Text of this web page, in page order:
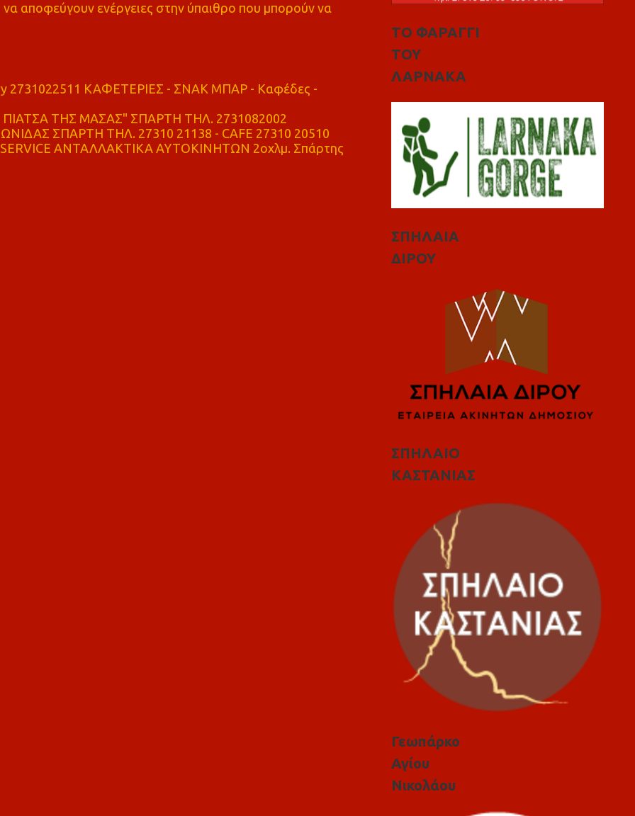
αποφεύγουν ενέργειες στην ύπαιθρο που μπορούν να
2731022511 ΚΑΦΕΤΕΡΙΕΣ - ΣΝΑΚ ΜΠΑΡ - Καφέδες -
ΤΗΣ ΜΑΣΑΣ" ΣΠΑΡΤΗ ΤΗΛ. 2731082002
ΣΠΑΡΤΗ ΤΗΛ. 27310 21138 - CAFE 27310 20510
ΑΝΤΑΛΛΑΚΤΙΚΑ ΑΥΤΟΚΙΝΗΤΩΝ 2οχλμ. Σπάρτης
ΤΟ ΦΑΡΑΓΓΙ
ΤΟΥ
ΛΑΡΝΑΚΑ
ΣΠΗΛΑΙΑ
ΔΙΡΟΥ
ΣΠΗΛΑΙΟ
ΚΑΣΤΑΝΙΑΣ
Γεωπάρκο
Αγίου
Νικολάου